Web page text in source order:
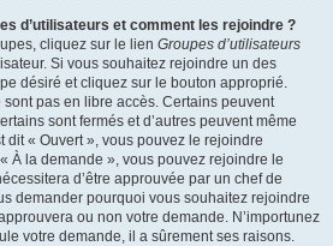
d’utilisateurs et comment les rejoindre ?
cliquez sur le lien Groupes d’utilisateurs
Si vous souhaitez rejoindre un des
désiré et cliquez sur le bouton approprié.
pas en libre accès. Certains peuvent
sont fermés et d’autres peuvent même
dit « Ouvert », vous pouvez le rejoindre
À la demande », vous pouvez rejoindre le
d’être approuvée par un chef de
demander pourquoi vous souhaitez rejoindre
ou non votre demande. N’importunez
votre demande, il a sûrement ses raisons.